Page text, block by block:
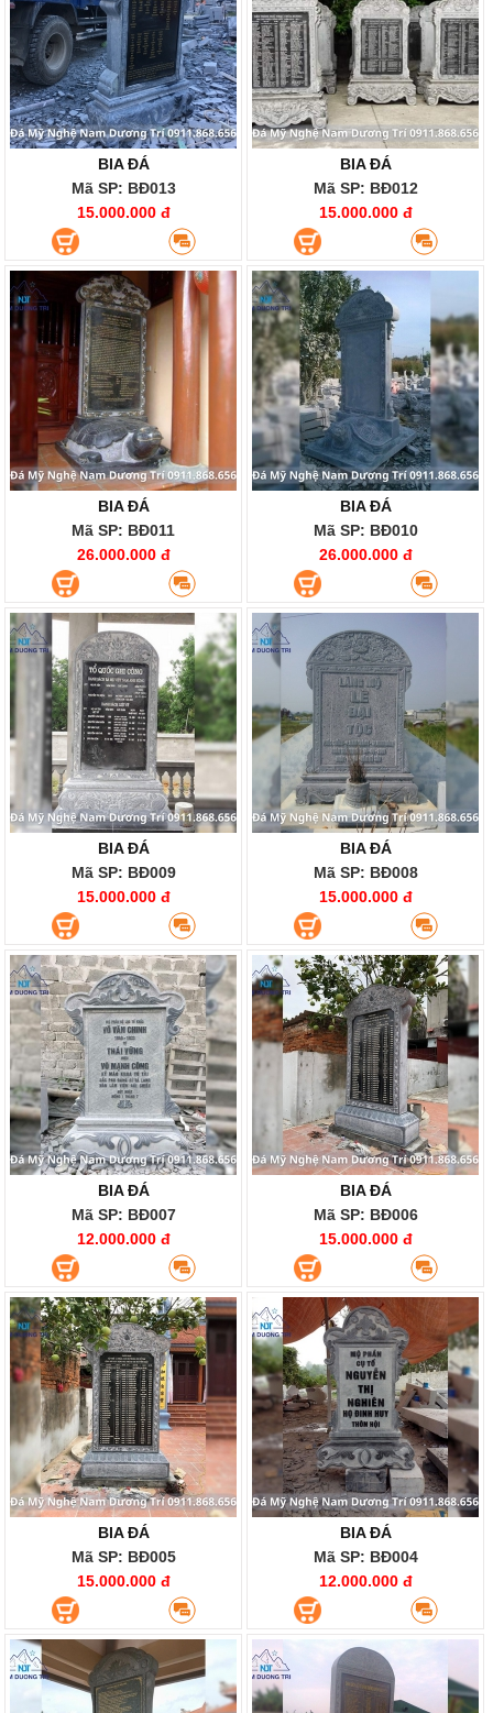
BIA ĐÁ
Mã SP: BĐ013
15.000.000 đ
BIA ĐÁ
Mã SP: BĐ012
15.000.000 đ
BIA ĐÁ
Mã SP: BĐ011
26.000.000 đ
BIA ĐÁ
Mã SP: BĐ010
26.000.000 đ
BIA ĐÁ
Mã SP: BĐ009
15.000.000 đ
BIA ĐÁ
Mã SP: BĐ008
15.000.000 đ
BIA ĐÁ
Mã SP: BĐ007
12.000.000 đ
BIA ĐÁ
Mã SP: BĐ006
15.000.000 đ
BIA ĐÁ
Mã SP: BĐ005
15.000.000 đ
BIA ĐÁ
Mã SP: BĐ004
12.000.000 đ